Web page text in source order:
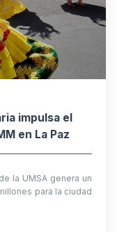
impulsa el
en La Paz
la UMSA genera un
para la ciudad